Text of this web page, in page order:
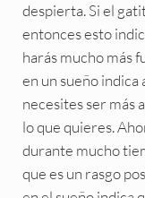
despierta. Si el
entonces esto
harás mucho más
en un sueño indica
necesites ser más
lo que quieres.
durante mucho
que es un rasgo